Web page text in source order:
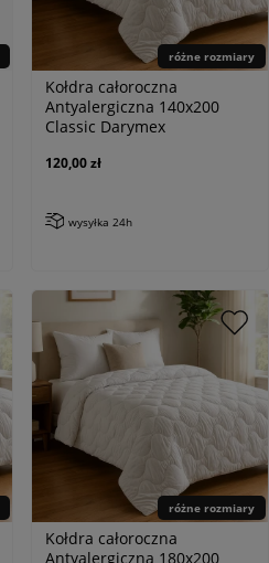
różne rozmiary
Kołdra całoroczna
Antyalergiczna 140x200
Classic Darymex
120,00 zł
wysyłka 24h
różne rozmiary
Kołdra całoroczna
Antyalergiczna 180x200